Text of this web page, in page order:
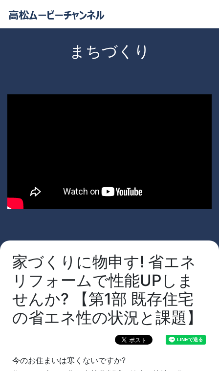
まちづくり
家づくりに物申す! 省エネ
リフォームで性能UPしま
せんか? 【第1部 既存住宅
の省エネ性の状況と課題】
今のお住まいは寒くないですか?